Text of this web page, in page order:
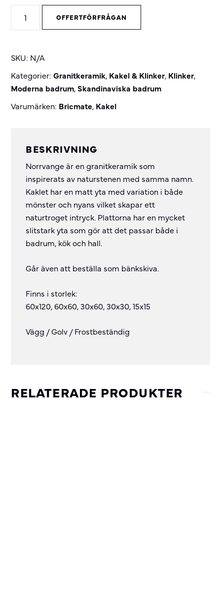
quantity
OFFERTFÖRFRÅGAN
SKU: N/A
Kategorier:Granitkeramik, Kakel & Klinker, Klinker,
Moderna badrum,Skandinaviska badrum
Varumärken: Bricmate, Kakel
BESKRIVNING
Norrvange är en granitkeramik som
inspirerats av naturstenen med samma namn.
Kaklet har en matt yta med variation i både
mönster och nyans vilket skapar ett
naturtroget intryck. Plattorna har en mycket
slitstark yta som gör att det passar både i
badrum, kök och hall.
Går även att beställa som bänkskiva.
Finns i storlek:
60x120, 60x60, 30x60, 30x30, 15x15
Vägg / Golv / Frostbeständig
RELATERADE PRODUKTER